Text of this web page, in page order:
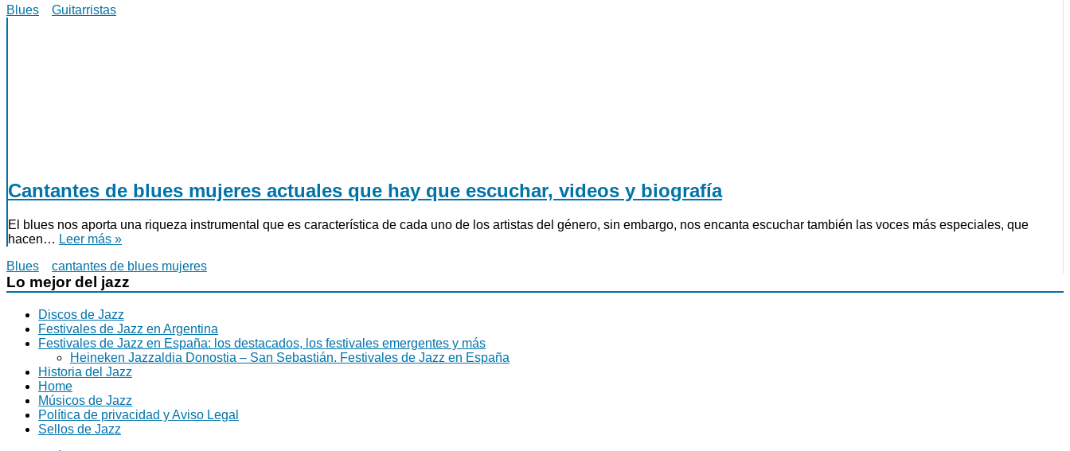
Blues
Guitarristas
Cantantes de blues mujeres actuales que hay que escuchar, videos y biografía
El blues nos aporta una riqueza instrumental que es característica de cada uno de los artistas del género, sin embargo, nos encanta escuchar también las voces más especiales, que
hacen… Leer más »
Blues
cantantes de blues mujeres
Lo mejor del jazz
Discos de Jazz
Festivales de Jazz en Argentina
Festivales de Jazz en España: los destacados, los festivales emergentes y más
Heineken Jazzaldia Donostia – San Sebastián. Festivales de Jazz en España
Historia del Jazz
Home
Músicos de Jazz
Política de privacidad y Aviso Legal
Sellos de Jazz